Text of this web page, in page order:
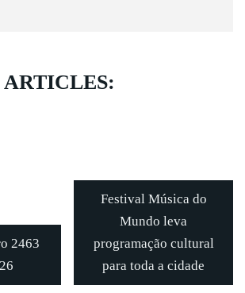
2463
Festival Música do
Mundo leva
programação cultural
para toda a cidade